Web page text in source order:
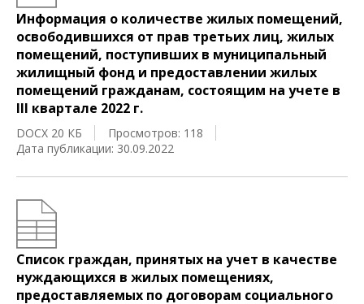
Информация о количестве жилых помещений,
освободившихся от прав третьих лиц, жилых
помещений, поступивших в муниципальный
жилищный фонд и предоставлении жилых
помещений гражданам, состоящим на учете в
III квартале 2022 г.
DOCX 20 КБ
Просмотров: 118
Дата публикации: 30.09.2022
Список граждан, принятых на учет в качестве
нуждающихся в жилых помещениях,
предоставляемых по договорам социального